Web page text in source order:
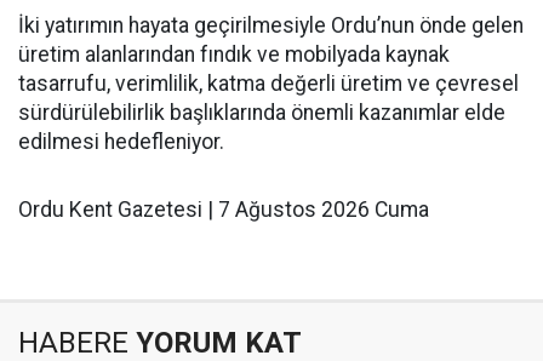
İki yatırımın hayata geçirilmesiyle Ordu’nun önde gelen
üretim alanlarından fındık ve mobilyada kaynak
tasarrufu, verimlilik, katma değerli üretim ve çevresel
sürdürülebilirlik başlıklarında önemli kazanımlar elde
edilmesi hedefleniyor.
Ordu Kent Gazetesi | 7 Ağustos 2026 Cuma
HABERE YORUM KAT